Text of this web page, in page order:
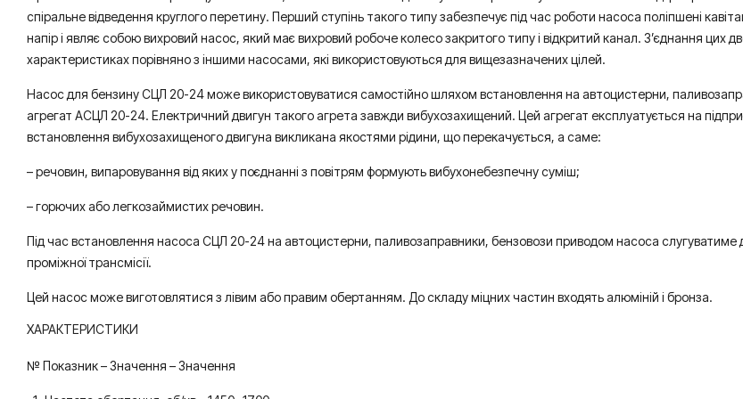
спіральне відведення круглого перетину. Перший ступінь такого типу забезпечує під час роботи насоса поліпшені
напір і являє собою вихровий насос, який має вихровий робоче колесо закритого типу і відкритий канал. З’єднання цих
характеристиках порівняно з іншими насосами, які використовуються для вищезазначених цілей.
Насос для бензину СЦЛ 20-24 може використовуватися самостійно шляхом встановлення на автоцистерни,
агрегат АСЦЛ 20-24. Електричний двигун такого агрета завжди вибухозахищений. Цей агрегат експлуатується на
встановлення вибухозахищеного двигуна викликана якостями рідини, що перекачується, а саме:
– речовин, випаровування від яких у поєднанні з повітрям формують вибухонебезпечну суміш;
– горючих або легкозаймистих речовин.
Під час встановлення насоса СЦЛ 20-24 на автоцистерни, паливозаправники, бензовози приводом насоса слугуватиме
проміжної трансмісії.
Цей насос може виготовлятися з лівим або правим обертанням. До складу міцних частин входять алюміній і бронза.
ХАРАКТЕРИСТИКИ
№ Показник – Значення – Значення